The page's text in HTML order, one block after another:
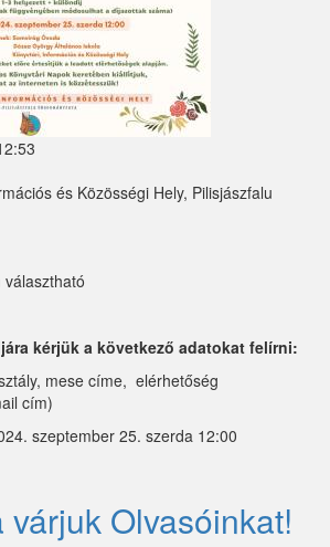
és Közösségi Hely, Pilisjászfalu
kérjük a következő adatokat felírni:
mese címe, elérhetőség
cím)
szeptember 25. szerda 12:00
várjuk Olvasóinkat!